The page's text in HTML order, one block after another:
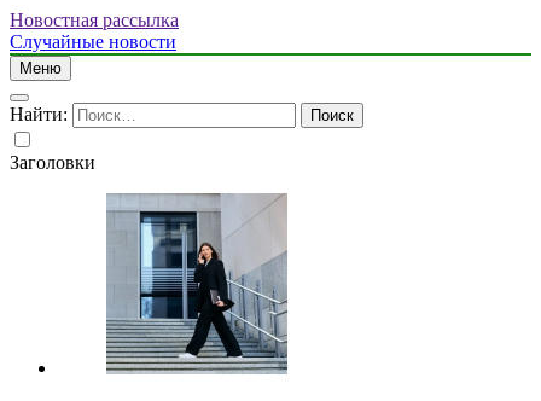
Новостная рассылка
Случайные новости
Меню
Найти:
Заголовки